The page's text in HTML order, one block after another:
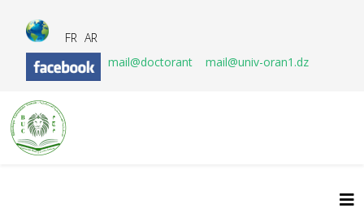
FR AR
mail@doctorant
mail@univ-oran1.dz